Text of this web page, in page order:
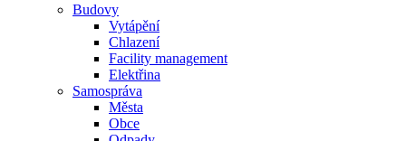
Budovy
Vytápění
Chlazení
Facility management
Elektřina
Samospráva
Města
Obce